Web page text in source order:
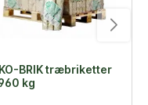
BRIK træbriketter
kg